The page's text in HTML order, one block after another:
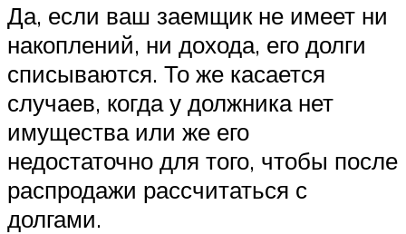
Да, если ваш заемщик не имеет ни
накоплений, ни дохода, его долги
списываются. То же касается
случаев, когда у должника нет
имущества или же его
недостаточно для того, чтобы после
распродажи рассчитаться с
долгами.